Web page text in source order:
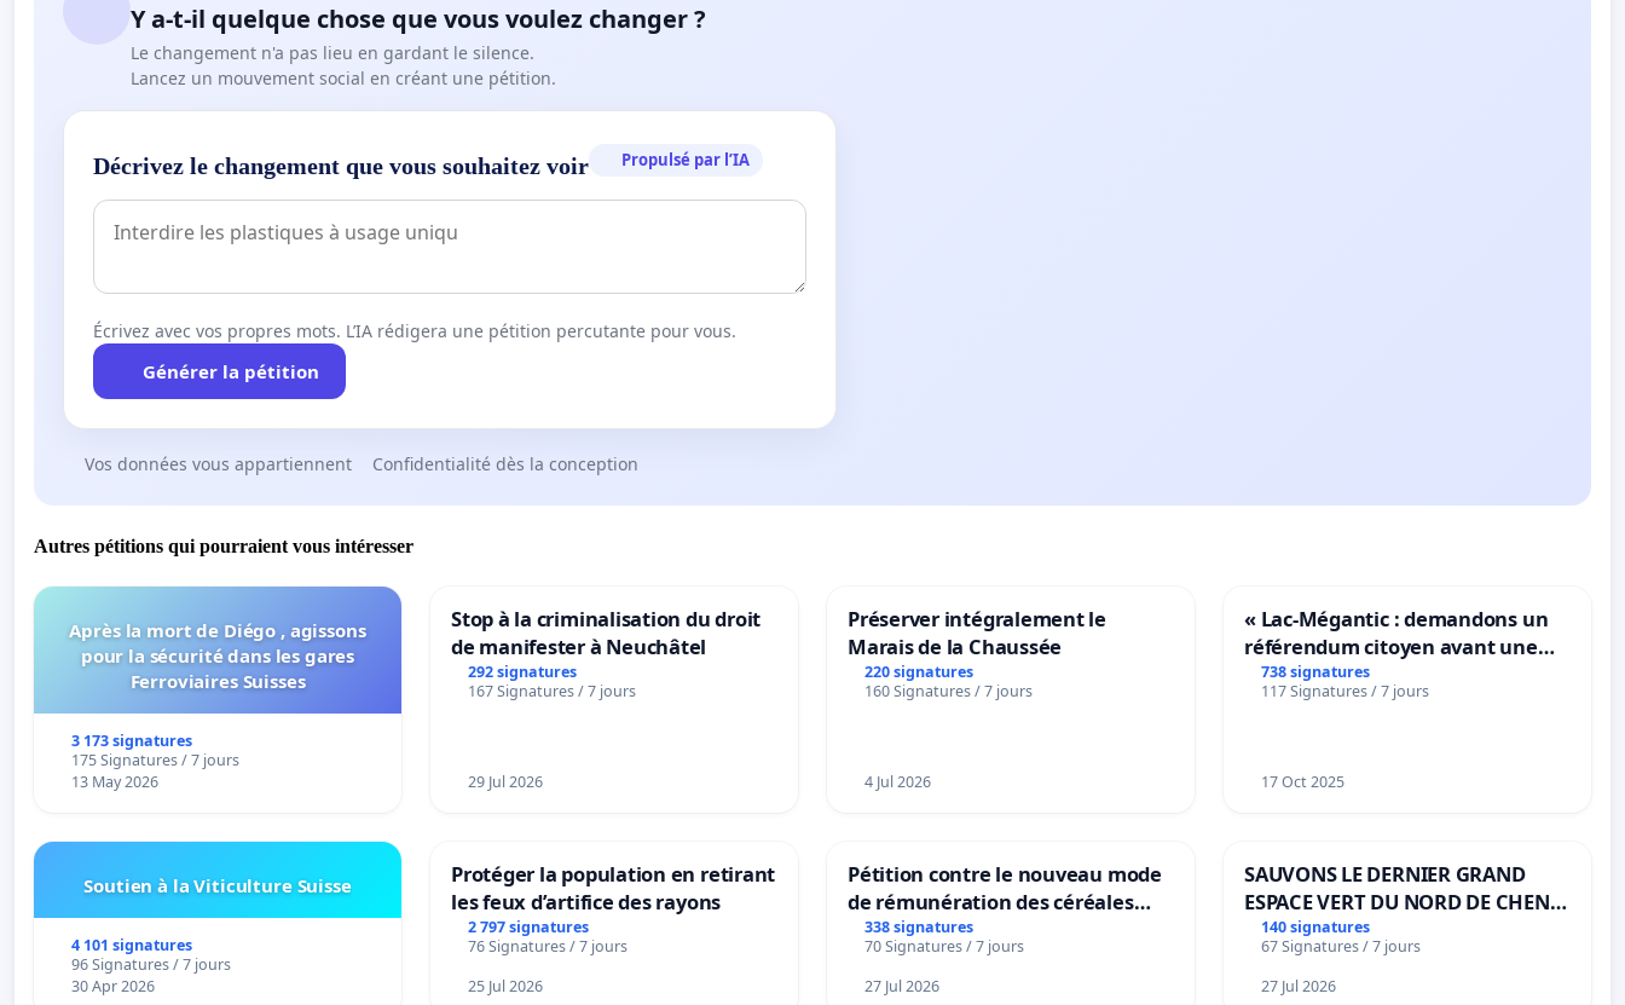
Y a-t-il quelque chose que vous voulez changer ?
Le changement n'a pas lieu en gardant le silence.
Lancez un mouvement social en créant une pétition.
Décrivez le changement que vous souhaitez voir Propulsé par l’IA
Écrivez avec vos propres mots. L’IA rédigera une pétition percutante pour vous.
Générer la pétition
Vos données vous appartiennent Confidentialité dès la conception
Autres pétitions qui pourraient vous intéresser
Après la mort de Diégo , agissons
pour la sécurité dans les gares
Ferroviaires Suisses
3 173 signatures
175 Signatures / 7 jours
13 May 2026
Stop à la criminalisation du droit
de manifester à Neuchâtel
292 signatures
167 Signatures / 7 jours
29 Jul 2026
Préserver intégralement le
Marais de la Chaussée
220 signatures
160 Signatures / 7 jours
4 Jul 2026
« Lac-Mégantic : demandons un
référendum citoyen avant une
transformation irréversible de
notre territoire »
738 signatures
117 Signatures / 7 jours
17 Oct 2025
Soutien à la Viticulture Suisse
4 101 signatures
96 Signatures / 7 jours
30 Apr 2026
Protéger la population en retirant
les feux d’artifice des rayons
2 797 signatures
76 Signatures / 7 jours
25 Jul 2026
Pétition contre le nouveau mode
de rémunération des céréales
panifiables de Swiss granum basé
sur la teneur en protéines
338 signatures
70 Signatures / 7 jours
27 Jul 2026
SAUVONS LE DERNIER GRAND
ESPACE VERT DU NORD DE CHENE-
BOUGERIES
140 signatures
67 Signatures / 7 jours
27 Jul 2026